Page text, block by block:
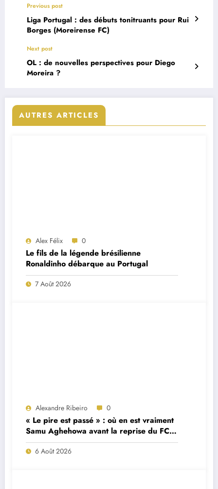
Previous post
Liga Portugal : des débuts tonitruants pour Rui
Borges (Moreirense FC)
Next post
OL : de nouvelles perspectives pour Diego
Moreira ?
AUTRES ARTICLES
Alex Félix 0
Le fils de la légende brésilienne
Ronaldinho débarque au Portugal
7 Août 2026
Alexandre Ribeiro 0
« Le pire est passé » : où en est vraiment
Samu Aghehowa avant la reprise du FC
Porto ?
6 Août 2026